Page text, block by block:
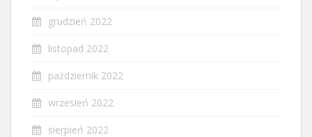
grudzień 2022
listopad 2022
październik 2022
wrzesień 2022
sierpień 2022